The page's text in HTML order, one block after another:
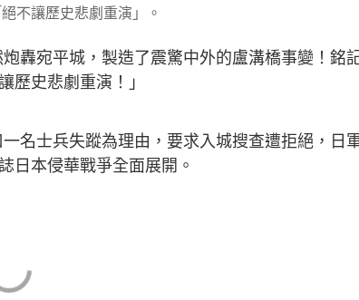
不讓歷史悲劇重演」。
轟宛平城，製造了震驚中外的盧溝橋事變！銘
歷史悲劇重演！」
名士兵失蹤為理由，要求入城搜查遭拒絕，日
日本侵華戰爭全面展開。